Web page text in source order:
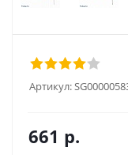
Артикул:
661 р.